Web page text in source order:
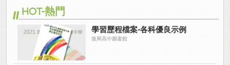
HOT-熱門
學習歷程檔案-各科優良示例
復興高中圖書館